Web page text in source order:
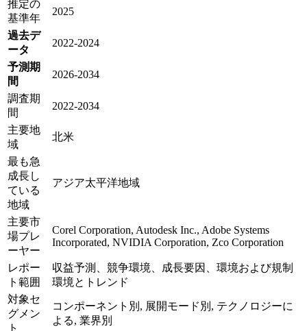
推定の
基準年
2025
過去デ
ータ
2022-2024
予測期
間
2026-2034
調査期
間
2022-2034
主要地
域
北米
最も急
成長し
ている
地域
アジア太平洋地域
主要市
場プレ
ーヤー
Corel Corporation, Autodesk Inc., Adobe Systems
Incorporated, NVIDIA Corporation, Zco Corporation
レポー
ト範囲
収益予測、競争環境、成長要因、環境および規制
環境とトレンド
対象セ
グメン
ト
コンポーネント別, 展開モード別, テクノロジーに
よる, 業界別